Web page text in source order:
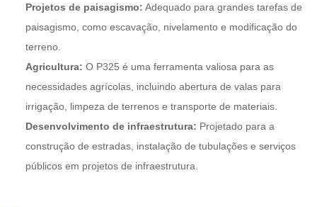
Projetos de paisagismo: Adequado para grandes tarefas de
paisagismo, como escavação, nivelamento e modificação do
terreno.
Agricultura: O P325 é uma ferramenta valiosa para as
necessidades agrícolas, incluindo abertura de valas para
irrigação, limpeza de terrenos e transporte de materiais.
Desenvolvimento de infraestrutura: Projetado para a
construção de estradas, instalação de tubulações e serviços
públicos em projetos de infraestrutura.